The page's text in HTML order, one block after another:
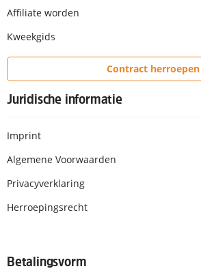
Affiliate worden
Kweekgids
Contract herroepen
Juridische informatie
Imprint
Algemene Voorwaarden
Privacyverklaring
Herroepingsrecht
Betalingsvorm